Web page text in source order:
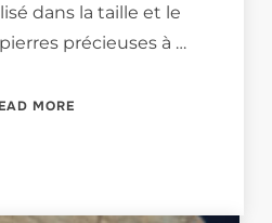
dans la taille et le
précieuses à …
MORE